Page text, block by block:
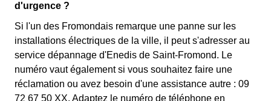
d'urgence ?
Si l'un des Fromondais remarque une panne sur les
installations électriques de la ville, il peut s'adresser au
service dépannage d'Enedis de Saint-Fromond. Le
numéro vaut également si vous souhaitez faire une
réclamation ou avez besoin d'une assistance autre : 09
72 67 50 XX. Adaptez le numéro de téléphone en